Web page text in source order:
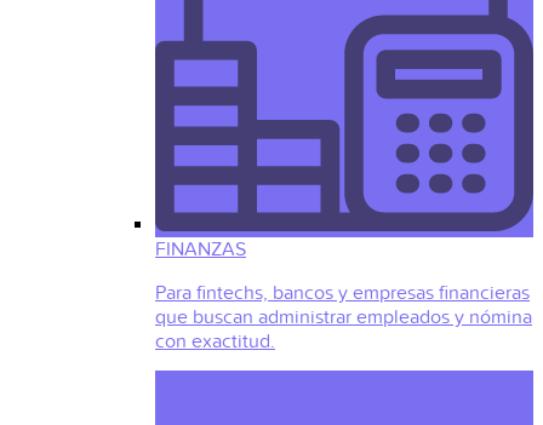
FINANZAS
Para fintechs, bancos y empresas financieras
que buscan administrar empleados y nómina
con exactitud.